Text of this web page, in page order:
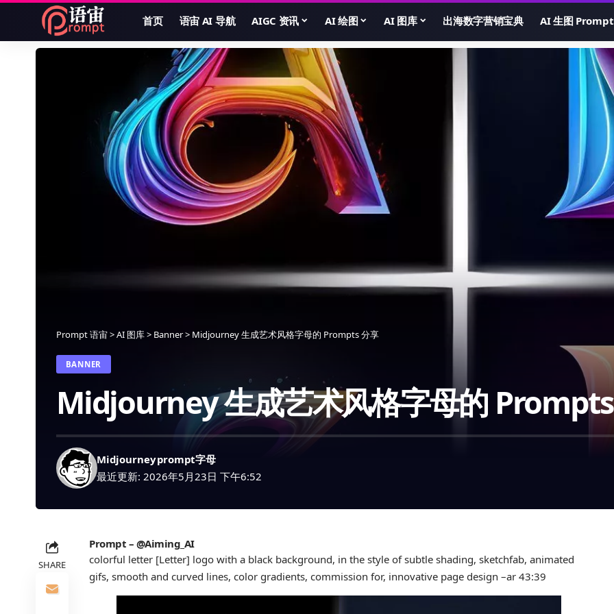
首页 语宙 AI 导航 AIGC 资讯 AI 绘图 AI 图库 出海数字营销宝典 AI 生图 Prompt
Prompt 语宙>AI 图库> Banner> Midjourney 生成艺术风格字母的 Prompts 分享
BANNER
Midjourney 生成艺术风格字母的
最近更新: 2026年5月23日 下午6:52
Midjourneyprompt字母
SHARE
Prompt – @Aiming_AI
colorful letter [Letter] logo with a black background, in the style of subtle shading, sketchfab, animated
gifs, smooth and curved lines, color gradients, commission for, innovative page design –ar 43:39